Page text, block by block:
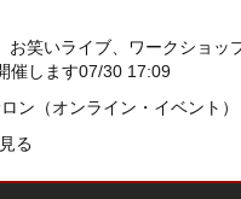
笑いライブ、ワークショッ
催します07/30 17:09
ン（オンライン・イベント
る